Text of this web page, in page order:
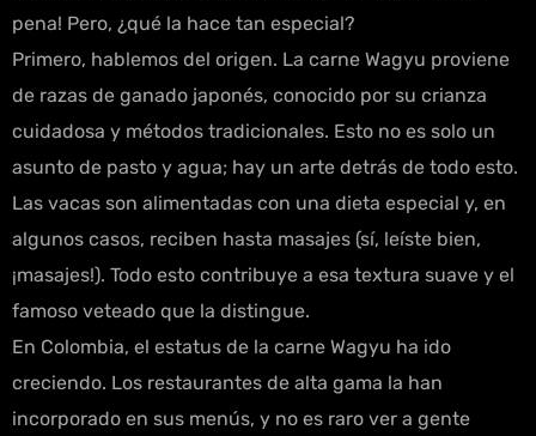
pena! Pero, ¿qué la hace tan especial?
Primero, hablemos del origen. La carne Wagyu proviene
de razas de ganado japonés, conocido por su crianza
cuidadosa y métodos tradicionales. Esto no es solo un
asunto de pasto y agua; hay un arte detrás de todo esto.
Las vacas son alimentadas con una dieta especial y, en
algunos casos, reciben hasta masajes (sí, leíste bien,
¡masajes!). Todo esto contribuye a esa textura suave y el
famoso veteado que la distingue.
En Colombia, el estatus de la carne Wagyu ha ido
creciendo. Los restaurantes de alta gama la han
incorporado en sus menús, y no es raro ver a gente